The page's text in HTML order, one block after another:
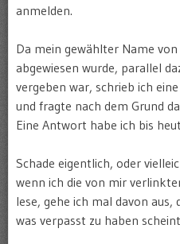
anmelden.
Da mein gewählter Name
abgewiesen wurde, parallel
vergeben war, schrieb ich
und fragte nach dem Grund
Eine Antwort habe ich bis
Schade eigentlich, oder
wenn ich die von mir
lese, gehe ich mal davon
was verpasst zu haben